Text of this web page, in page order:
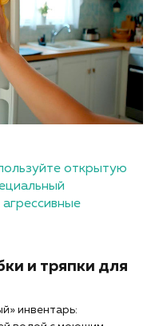
открытую
и тряпки для
инвентарь: